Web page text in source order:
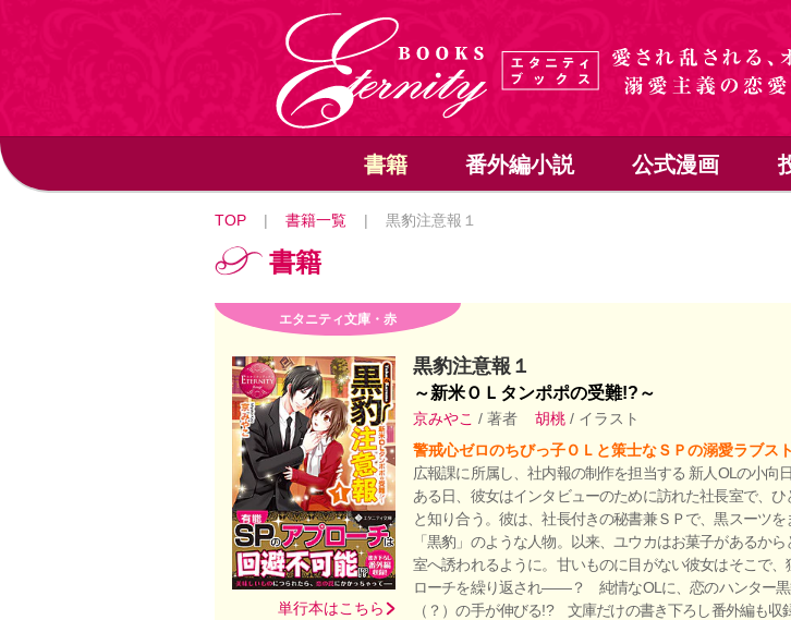
書籍 番外編小説 公式漫画
TOP | 書籍一覧 | 黒豹注意報１
書籍
エタニティ文庫・赤
単行本はこちら
黒豹注意報１
～新米ＯＬタンポポの受難!?～
京みやこ / 著者 胡桃 / イラスト
警戒心ゼロのちびっ子ＯＬと策士なＳＰの溺愛ラブス
広報課に所属し、社内報の制作を担当する 新人OLの小向日
ある日、彼女はインタビューのために訪れた社長室で、ひ
と知り合う。彼は、社長付きの秘書兼ＳＰで、黒スーツを
「黒豹」のような人物。以来、ユウカはお菓子があるか
室へ誘われるように。甘いものに目がない彼女はそこで、
ローチを繰り返され――？ 純情なOLに、恋のハンター
（？）の手が伸びる!? 文庫だけの書き下ろし番外編も収